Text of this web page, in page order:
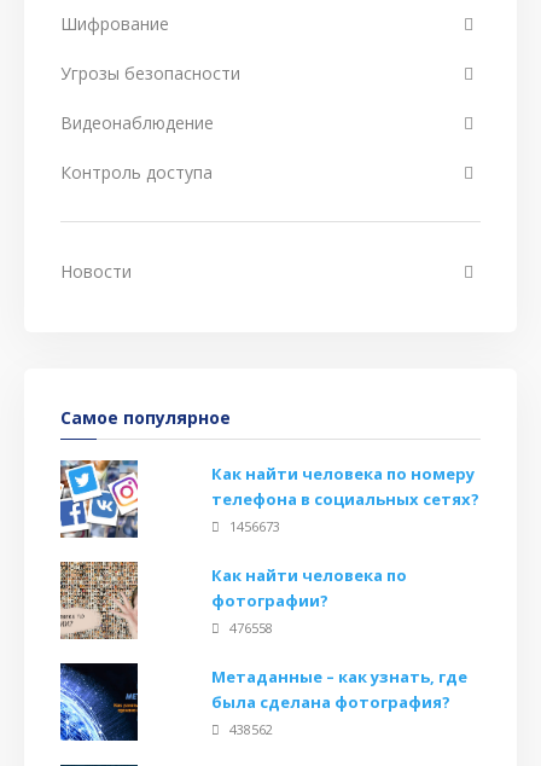
Шифрование
Угрозы безопасности
Видеонаблюдение
Контроль доступа
Новости
Самое популярное
Как найти человека по номеру
телефона в социальных сетях?
1456673
Как найти человека по
фотографии?
476558
Метаданные – как узнать, где
была сделана фотография?
438562